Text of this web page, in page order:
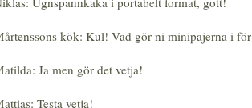
kök: Kul! Vad gör ni minipajerna i
Ja men gör det vetja!
Testa vetja!